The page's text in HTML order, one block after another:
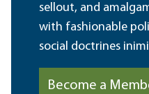
sellout, and
with fashionable
social doctrines
Become a